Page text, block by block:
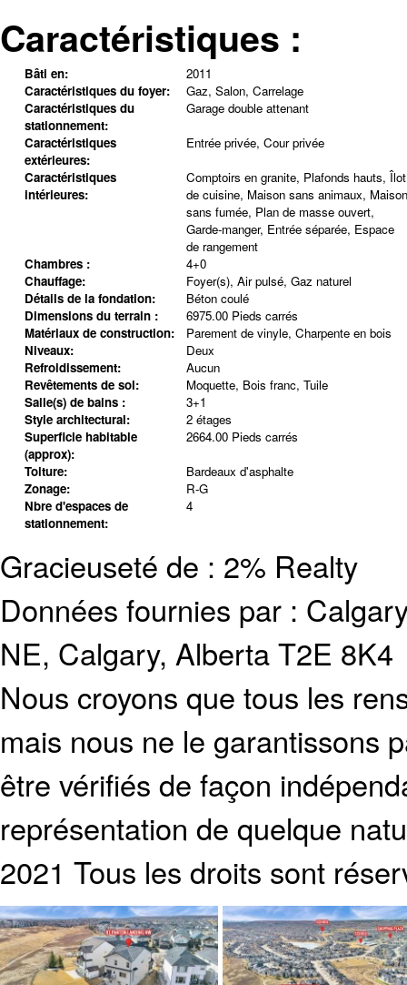
Caractéristiques :
Bâti en:
2011
Caractéristiques du foyer:
Gaz, Salon, Carrelage
Caractéristiques du
stationnement:
Garage double attenant
Caractéristiques
extérieures:
Entrée privée, Cour privée
Caractéristiques
intérieures:
Comptoirs en granite, Plafonds hauts, Îlot
de cuisine, Maison sans animaux, Maison
sans fumée, Plan de masse ouvert,
Garde-manger, Entrée séparée, Espace
de rangement
Chambres :
4+0
Chauffage:
Foyer(s), Air pulsé, Gaz naturel
Détails de la fondation:
Béton coulé
Dimensions du terrain :
6975.00 Pieds carrés
Matériaux de construction:
Parement de vinyle, Charpente en bois
Niveaux:
Deux
Refroidissement:
Aucun
Revêtements de sol:
Moquette, Bois franc, Tuile
Salle(s) de bains :
3+1
Style architectural:
2 étages
Superficie habitable
(approx):
2664.00 Pieds carrés
Toiture:
Bardeaux d'asphalte
Zonage:
R-G
Nbre d'espaces de
stationnement:
4
Gracieuseté de : 2% Realty
Données fournies par :
NE, Calgary, Alberta T2E 8K4
Nous croyons que tous les
mais nous ne le garantissons
être vérifiés de façon
représentation de quelque
2021 Tous les droits sont